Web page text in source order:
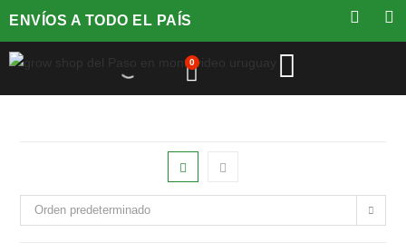
ENVÍOS A TODO EL PAÍS
0
Orden predeterminado